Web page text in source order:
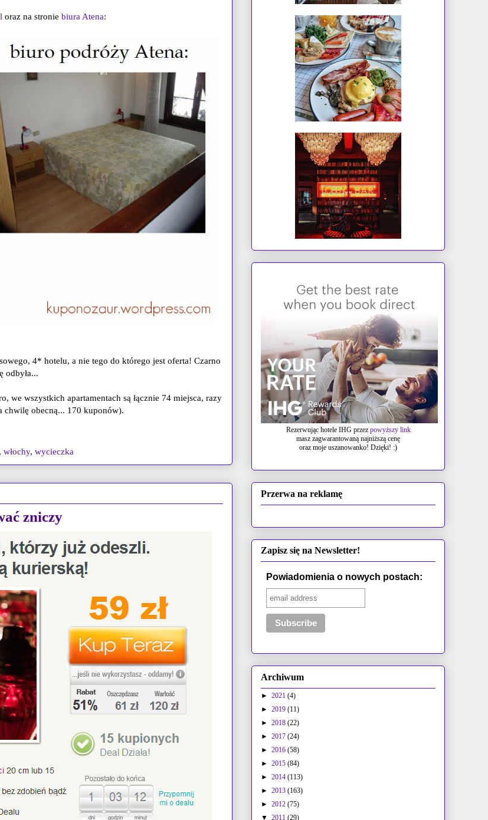
oraz na stronie biura Atena:
4* hotelu, a nie tego do którego jest oferta! Czarno
odbyła...
we wszystkich apartamentach są łącznie 74 miejsca, razy
chwilę obecną... 170 kuponów).
, włochy, wycieczka
zniczy
Rezerwując hotele IHG przez powyższy link
masz zagwarantowaną najniższą cenę
oraz moje uszanowanko! Dzięki! :)
Przerwa na reklamę
Zapisz się na Newsletter!
Powiadomienia o nowych postach:
Archiwum
► 2021 (4)
► 2019 (11)
► 2018 (22)
► 2017 (24)
► 2016 (58)
► 2015 (84)
► 2014 (113)
► 2013 (163)
► 2012 (75)
▼ 2011 (29)